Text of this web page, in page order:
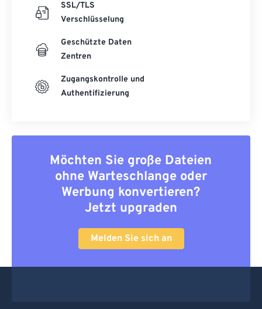
SSL/TLS
Verschlüsselung
Geschützte Daten
Zentren
Zugangskontrolle und
Authentifizierung
Möchten Sie große Dateien
ohne Warteschlange oder
Werbung konvertieren?
Jetzt upgraden
Melden Sie sich an